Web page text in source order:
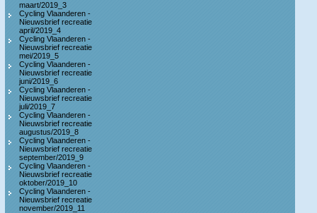
maart/2019_3
Cycling Vlaanderen -
Nieuwsbrief recreatie
april/2019_4
Cycling Vlaanderen -
Nieuwsbrief recreatie
mei/2019_5
Cycling Vlaanderen -
Nieuwsbrief recreatie
juni/2019_6
Cycling Vlaanderen -
Nieuwsbrief recreatie
juli/2019_7
Cycling Vlaanderen -
Nieuwsbrief recreatie
augustus/2019_8
Cycling Vlaanderen -
Nieuwsbrief recreatie
september/2019_9
Cycling Vlaanderen -
Nieuwsbrief recreatie
oktober/2019_10
Cycling Vlaanderen -
Nieuwsbrief recreatie
november/2019_11